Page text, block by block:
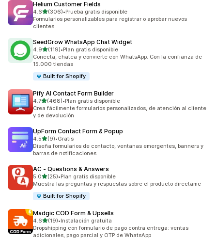
Helium Customer Fields
4.6de 5 estrellas
(306)
306 reseñas en total
•Prueba gratis disponible
Formularios personalizables para registrar o aprobar nuevos
clientes
SeedGrow WhatsApp Chat Widget
4.9de 5 estrellas
(119)
119 reseñas en total
•Plan gratis disponible
Conecta, chatea y convierte con WhatsApp. Con la confianza de
15.000 tiendas
Built for Shopify
Pify AI Contact Form Builder
4.7de 5 estrellas
(468)
468 reseñas en total
•Plan gratis disponible
Crea fácilmente formularios personalizados, de atención al cliente
y de devolución
UpForm Contact Form & Popup
4.5de 5 estrellas
(9)
9 reseñas en total
•Gratis
Diseña formularios de contacto, ventanas emergentes, banners y
barras de notificaciones
AC ‑ Questions & Answers
5.0de 5 estrellas
(25)
25 reseñas en total
•Plan gratis disponible
Muestra las preguntas y respuestas sobre el producto directame
Built for Shopify
Madgic COD Form & Upsells
4.6de 5 estrellas
(19)
19 reseñas en total
•Instalación gratuita
Dropshipping con formulario de pago contra entrega: ventas
adicionales, pago parcial y OTP de WhatsApp